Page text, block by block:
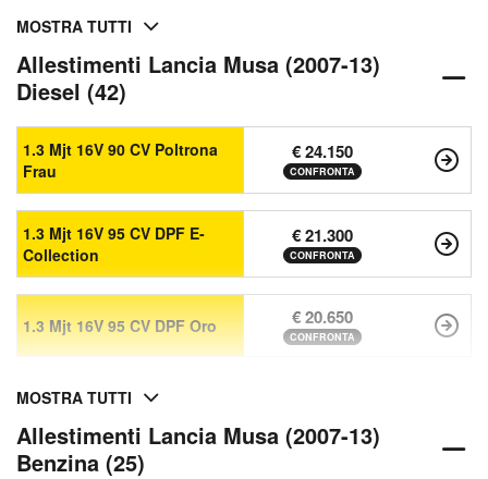
MOSTRA TUTTI
Allestimenti Lancia Musa (2007-13)
Diesel (42)
1.3 Mjt 16V 90 CV Poltrona
Frau
€ 24.150
CONFRONTA
1.3 Mjt 16V 95 CV DPF E-
Collection
€ 21.300
CONFRONTA
1.3 Mjt 16V 95 CV DPF Oro € 20.650
CONFRONTA
MOSTRA TUTTI
Allestimenti Lancia Musa (2007-13)
Benzina (25)